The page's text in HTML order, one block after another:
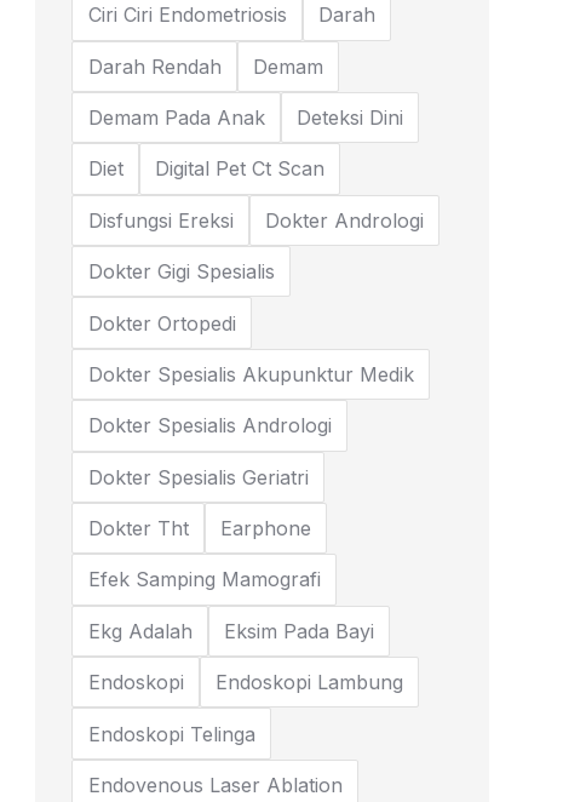
Ciri Ciri Endometriosis Darah
Darah Rendah Demam
Demam Pada Anak Deteksi Dini
Diet Digital Pet Ct Scan
Disfungsi Ereksi Dokter Andrologi
Dokter Gigi Spesialis
Dokter Ortopedi
Dokter Spesialis Akupunktur Medik
Dokter Spesialis Andrologi
Dokter Spesialis Geriatri
Dokter Tht Earphone
Efek Samping Mamografi
Ekg Adalah Eksim Pada Bayi
Endoskopi Endoskopi Lambung
Endoskopi Telinga
Endovenous Laser Ablation